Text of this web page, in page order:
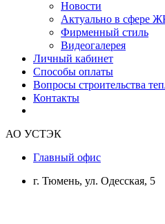
Новости
Актуально в сфере
Фирменный стиль
Видеогалерея
Личный кабинет
Способы оплаты
Вопросы строительства
Контакты
АО УСТЭК
Главный офис
г. Тюмень, ул. Одесская, 5